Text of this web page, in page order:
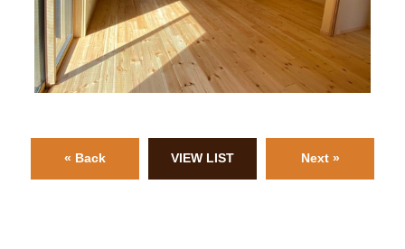
« Back VIEW LIST Next »